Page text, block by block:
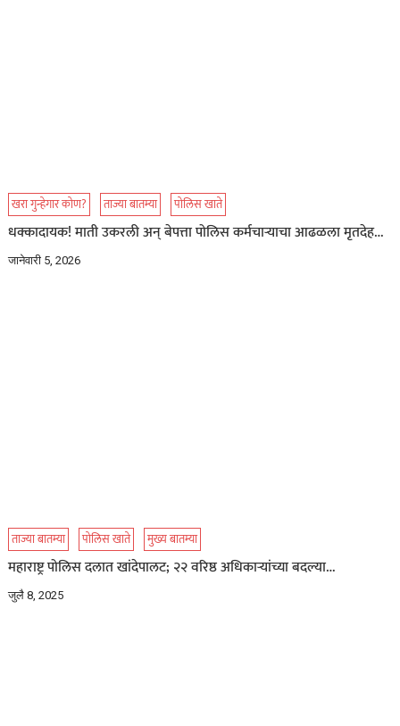
खरा गुन्हेगार कोण? ताज्या बातम्या पोलिस खाते
धक्कादायक! माती उकरली अन् बेपत्ता पोलिस कर्मचाऱ्याचा आढळला मृतदेह…
जानेवारी 5, 2026
ताज्या बातम्या पोलिस खाते मुख्य बातम्या
महाराष्ट्र पोलिस दलात खांदेपालट; २२ वरिष्ठ अधिकाऱ्यांच्या बदल्या…
जुलै 8, 2025